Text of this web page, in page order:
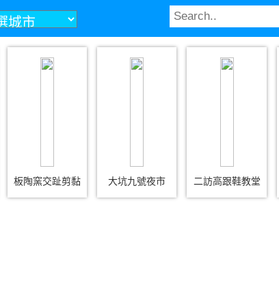
板陶窯交趾剪黏 大坑九號夜市 二訪高跟鞋教堂